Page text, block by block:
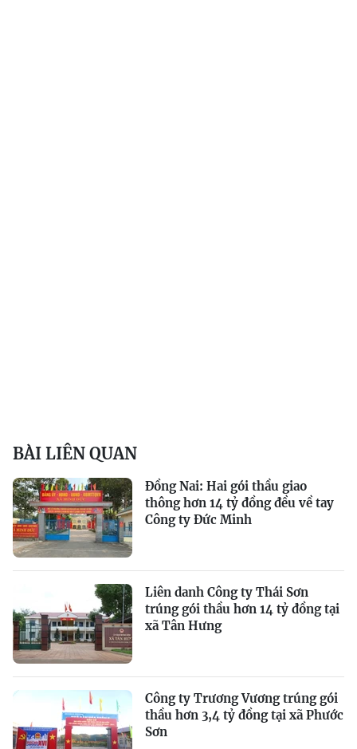
BÀI LIÊN QUAN
Đồng Nai: Hai gói thầu giao
thông hơn 14 tỷ đồng đều về tay
Công ty Đức Minh
Liên danh Công ty Thái Sơn
trúng gói thầu hơn 14 tỷ đồng tại
xã Tân Hưng
Công ty Trương Vương trúng gói
thầu hơn 3,4 tỷ đồng tại xã Phước
Sơn